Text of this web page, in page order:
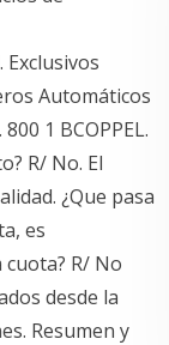
Automáticos
1 BCOPPEL.
R/ No. El
¿Que pasa
es
R/ No
desde la
Resumen y